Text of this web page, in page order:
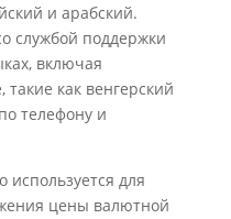
и арабский.
службой поддержки
включая
как венгерский
телефону и
для
цены валютной